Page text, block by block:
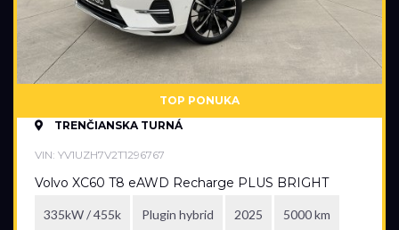
TOP PONUKA
TRENČIANSKA TURNÁ
VIN: YV1UZH7V2T1296767
Volvo XC60 T8 eAWD Recharge PLUS BRIGHT
335kW / 455k Plugin hybrid 2025 5000 km